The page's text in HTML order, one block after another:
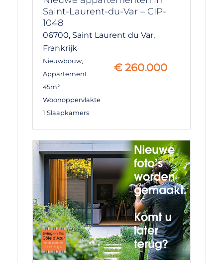
Saint-Laurent-du-Var – CIP-
1048
06700, Saint Laurent du Var,
Frankrijk
Nieuwbouw,
Appartement
45m²
Woonoppervlakte
1 Slaapkamers
€ 260.000